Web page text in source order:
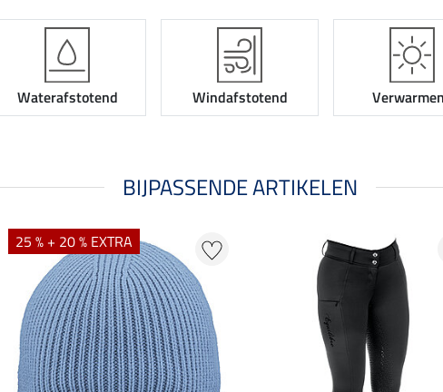
Waterafstotend Windafstotend
BIJPASSENDE ARTIKELEN
25 % + 20 % EXTRA